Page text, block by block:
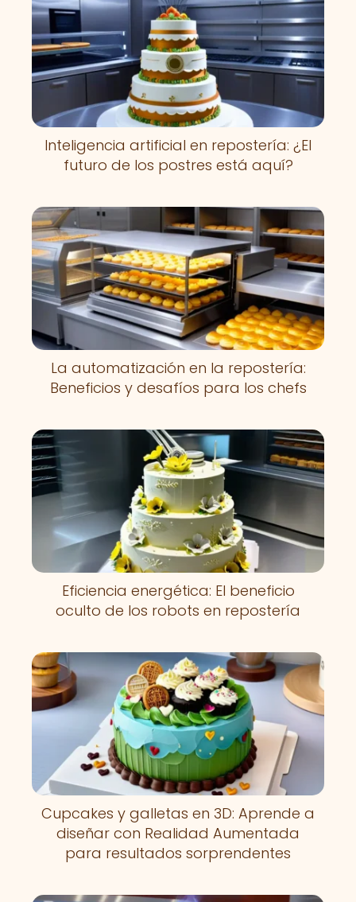
Inteligencia artificial en repostería: ¿El
futuro de los postres está aquí?
La automatización en la repostería:
Beneficios y desafíos para los chefs
Eficiencia energética: El beneficio
oculto de los robots en repostería
Cupcakes y galletas en 3D: Aprende a
diseñar con Realidad Aumentada
para resultados sorprendentes